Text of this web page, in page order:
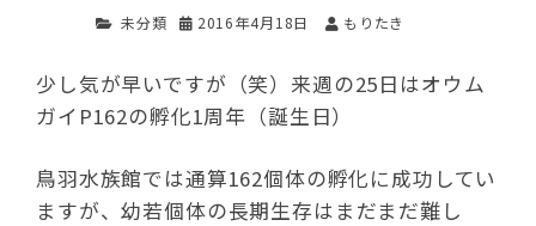
未分類 2016年4月18日 もりたき
少し気が早いですが（笑）来週の25日はオウム
ガイP162の孵化1周年（誕生日）
鳥羽水族館では通算162個体の孵化に成功してい
ますが、幼若個体の長期生存はまだまだ難し